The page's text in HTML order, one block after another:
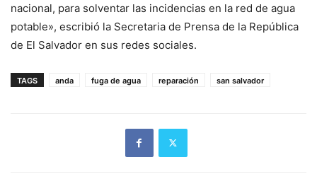
nacional, para solventar las incidencias en la red de agua
potable», escribió la Secretaria de Prensa de la República
de El Salvador en sus redes sociales.
TAGS anda fuga de agua reparación san salvador